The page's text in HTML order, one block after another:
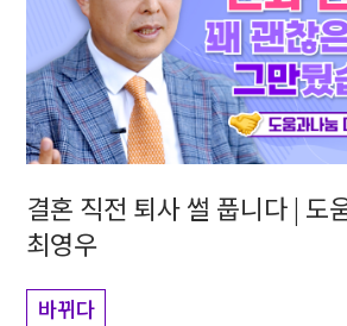
결혼 직전 퇴사 썰 풉니다 | 도
최영우
바뀌다